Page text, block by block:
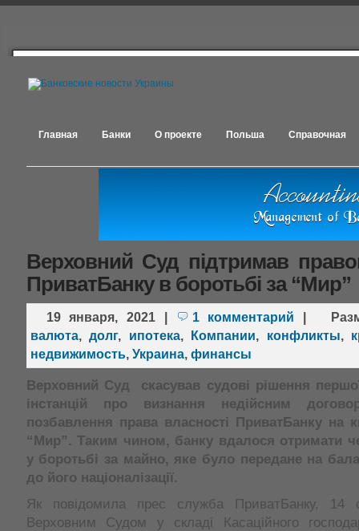
Главная Банки О проекте Польша Справочная
Верховний Суд підтримав
ПриватБанку в боротьбі за “Мир”
19 января, 2021 1 комментарий
валюта, долг, ипотека, Компании, конфликты,
недвижимость, Украина, финансы
Верховний Суд скасував судові рішення
інстанцій про визнання недійсним
позбавлення права власності ПриватБанку на
“Мир”. Таким чином, банку вдалося отримати
у боротьбі за майно, яке було передане на
до його націоналізації.
Як повідомила прес служба ПриватБанку, 14
Верховним Судом у складі Касаційного